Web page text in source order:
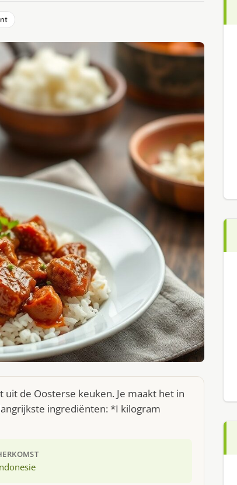
uit de Oosterse keuken. Je maakt het in
ingrediënten: *I kilogram